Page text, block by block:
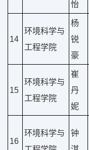
怡
14
环境科学与
工程学院
杨
锐
豪
15
环境科学与
工程学院
崔
丹
妮
16
环境科学与
钟